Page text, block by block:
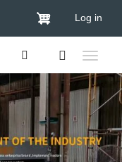
Log in